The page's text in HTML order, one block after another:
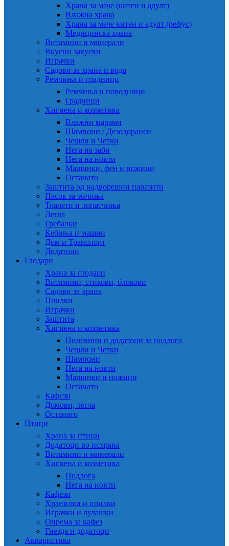
Храна за маче (китен и адулт)
Влажна храна
Храна за маче китен и адулт (рефус)
Медицинска храна
Витамини и минерали
Вкусни закуски
Играчки
Садови за храна и вода
Ремчиња и градници
Ремчиња и поводници
Градници
Хигиена и козметика
Влажни марами
Шампони / Дезодоранси
Чешли и Четки
Нега на заби
Нега на нокти
Машинки, фен и ножици
Останато
Заштита од надворешни паразити
Песок за мачиња
Тоалети и лопатчиња
Легла
Гребалки
Ќебиња и машни
Дом и Транспорт
Додатоци
Глодари
Храна за глодари
Витамини, стикови, блокови
Садови за храна
Поилки
Играчки
Заштита
Хигиена и козметика
Пилевини и додатоци за подлога
Чешли и Четки
Шампони
Нега на нокти
Машинки и ножици
Останато
Кафези
Домови, легла
Останато
Птици
Храна за птици
Додатоци во исхрана
Витамини и минерали
Хигиена и козметика
Подлога
Нега на нокти
Кафези
Хранилки и поилки
Играчки и лулашки
Опрема за кафез
Гнезда и додатоци
Акваристика